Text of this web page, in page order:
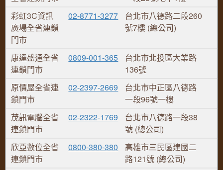
彩虹3C資訊
廣場全省連鎖
門市
02-8771-3277
台北市八德路二段260
號7樓 (總公司)
康達盛通全省
連鎖門市
0809-001-365
台北市北投區大業路
136號
原價屋全省連
鎖門市
02-2397-2669
台北市中正區八德路
一段96號一樓
茂訊電腦全省
連鎖門市
02-2322-1769
台北市八德路一段38
號 (總公司)
欣亞數位全省
連鎖門市
0800-380-380
高雄市三民區建國二
路121號 (總公司)